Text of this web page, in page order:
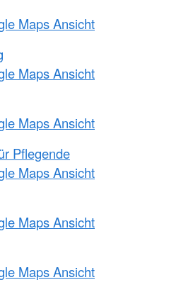
Maps Ansicht
Maps Ansicht
Maps Ansicht
Pflegende
Maps Ansicht
Maps Ansicht
Maps Ansicht